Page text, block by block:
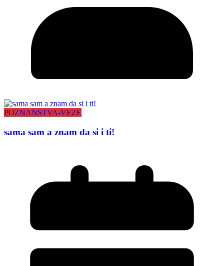
POZNANSTVA-VEZE
sama sam a znam da si i ti!